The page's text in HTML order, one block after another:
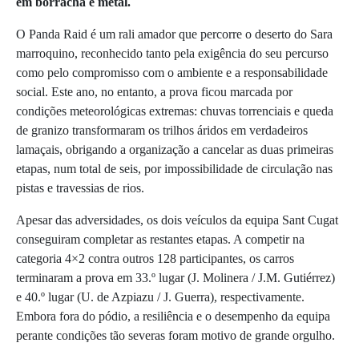
O Panda Raid é um rali amador que percorre o deserto do Sara
marroquino, reconhecido tanto pela exigência do seu percurso
como pelo compromisso com o ambiente e a responsabilidade
social. Este ano, no entanto, a prova ficou marcada por
condições meteorológicas extremas: chuvas torrenciais e queda
de granizo transformaram os trilhos áridos em verdadeiros
lamaçais, obrigando a organização a cancelar as duas primeiras
etapas, num total de seis, por impossibilidade de circulação nas
pistas e travessias de rios.
Apesar das adversidades, os dois veículos da equipa Sant Cugat
conseguiram completar as restantes etapas. A competir na
categoria 4×2 contra outros 128 participantes, os carros
terminaram a prova em 33.º lugar (J. Molinera / J.M. Gutiérrez)
e 40.º lugar (U. de Azpiazu / J. Guerra), respectivamente.
Embora fora do pódio, a resiliência e o desempenho da equipa
perante condições tão severas foram motivo de grande orgulho.